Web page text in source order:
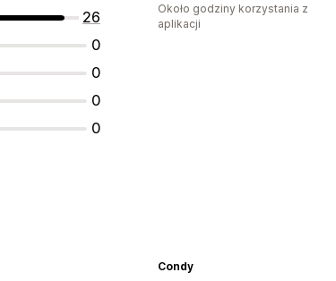
26
0
0
0
0
Około godziny korzystania z
aplikacji
Condy